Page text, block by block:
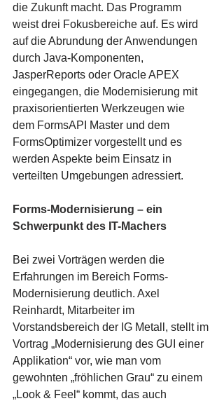
die Zukunft macht. Das Programm
weist drei Fokusbereiche auf. Es wird
auf die Abrundung der Anwendungen
durch Java-Komponenten,
JasperReports oder Oracle APEX
eingegangen, die Modernisierung mit
praxisorientierten Werkzeugen wie
dem FormsAPI Master und dem
FormsOptimizer vorgestellt und es
werden Aspekte beim Einsatz in
verteilten Umgebungen adressiert.
Forms-Modernisierung – ein
Schwerpunkt des IT-Machers
Bei zwei Vorträgen werden die
Erfahrungen im Bereich Forms-
Modernisierung deutlich. Axel
Reinhardt, Mitarbeiter im
Vorstandsbereich der IG Metall, stellt im
Vortrag „Modernisierung des GUI einer
Applikation“ vor, wie man vom
gewohnten „fröhlichen Grau“ zu einem
„Look & Feel“ kommt, das auch